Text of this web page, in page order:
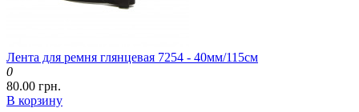
Лента для ремня глянцевая 7254 - 40мм/115см
0
80.00 грн.
В корзину